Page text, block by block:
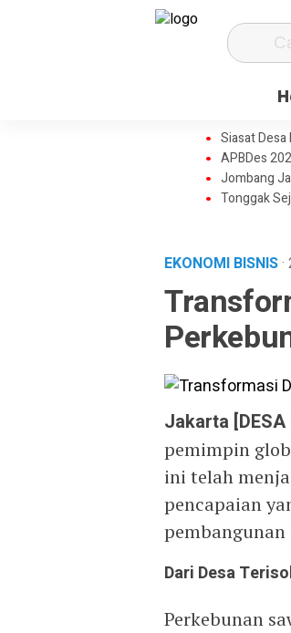
Siasat
APBDes
Jombang
Tonggak
EKONOMI BISNIS
Jakarta [DESA
pemimpin
ini telah
pencapaian
pembangunan
Dari Desa
Perkebunan